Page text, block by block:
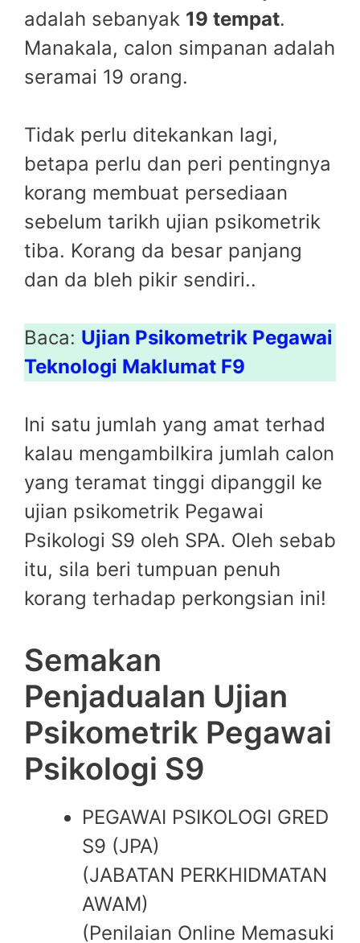
adalah sebanyak 19 tempat.
Manakala, calon simpanan adalah
seramai 19 orang.
Tidak perlu ditekankan lagi,
betapa perlu dan peri pentingnya
korang membuat persediaan
sebelum tarikh ujian psikometrik
tiba. Korang da besar panjang
dan da bleh pikir sendiri..
Baca: Ujian Psikometrik Pegawai
Teknologi Maklumat F9
Ini satu jumlah yang amat terhad
kalau mengambilkira jumlah calon
yang teramat tinggi dipanggil ke
ujian psikometrik Pegawai
Psikologi S9 oleh SPA. Oleh sebab
itu, sila beri tumpuan penuh
korang terhadap perkongsian ini!
Semakan
Penjadualan Ujian
Psikometrik Pegawai
Psikologi S9
PEGAWAI PSIKOLOGI GRED
S9 (JPA)
(JABATAN PERKHIDMATAN
AWAM)
(Penilaian Online Memasuki